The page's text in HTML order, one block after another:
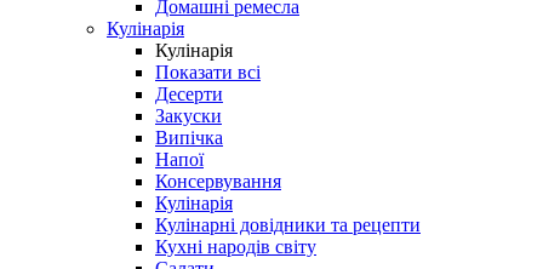
Домашні ремесла
Кулінарія
Кулінарія
Показати всі
Десерти
Закуски
Випічка
Напої
Консервування
Кулінарія
Кулінарні довідники та рецепти
Кухні народів світу